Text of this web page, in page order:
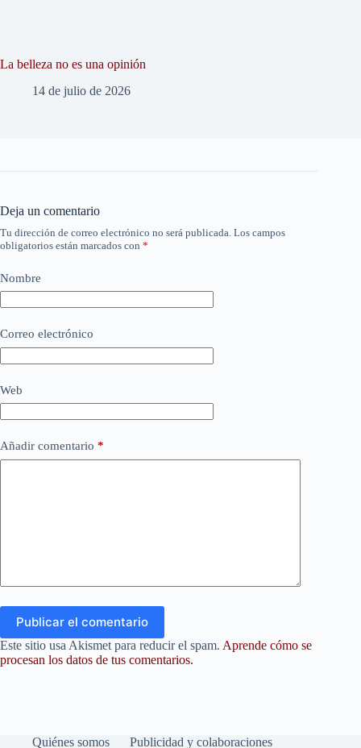
La belleza no es una opinión
14 de julio de 2026
Deja un comentario
Tu dirección de correo electrónico no será publicada. Los campos
obligatorios están marcados con *
Nombre
Correo electrónico
Web
Añadir comentario *
Publicar el comentario
Este sitio usa Akismet para reducir el spam. Aprende cómo se
procesan los datos de tus comentarios.
Quiénes somos Publicidad y colaboraciones